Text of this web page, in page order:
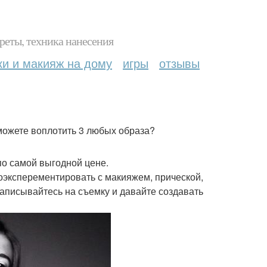
техника нанесения
и макияж на дому игры отзывы
воплотить 3 любых образа?
самой выгодной цене.
с макияжем, прической,
на съемку и давайте создавать